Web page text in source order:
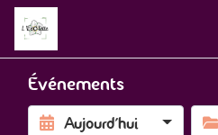
Événements
Aujourd'hui